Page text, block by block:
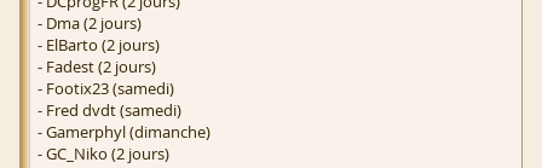
- Dma (2 jours)
- ElBarto (2 jours)
- Fadest (2 jours)
- Footix23 (samedi)
- Fred dvdt (samedi)
- Gamerphyl (dimanche)
- GC_Niko (2 jours)